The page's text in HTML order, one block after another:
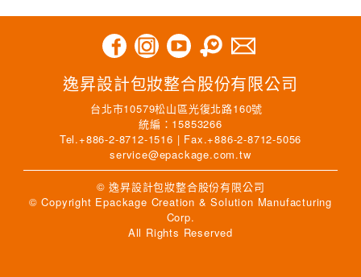
逸昇設計包妝整合股份有限公司
台北市10579松山區光復北路160號
統編：15853266
Tel.+886-2-8712-1516 | Fax.+886-2-8712-5056
service@epackage.com.tw
© 逸昇設計包妝整合股份有限公司
© Copyright Epackage Creation & Solution Manufacturing
Corp.
All Rights Reserved
更新驗證碼 送出